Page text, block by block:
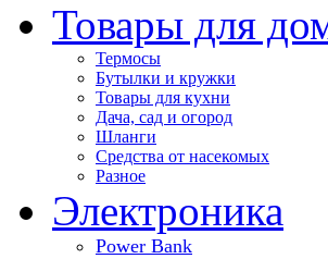
Товары для
Термосы
Бутылки и кружки
Товары для кухни
Дача, сад и огород
Шланги
Средства от насекомых
Разное
Электроника
Power Bank